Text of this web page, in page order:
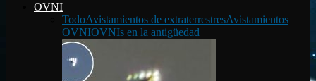
OVNI
TodoAvistamientos de extraterrestresAvistamientos
OVNIOVNIs en la antigüedad